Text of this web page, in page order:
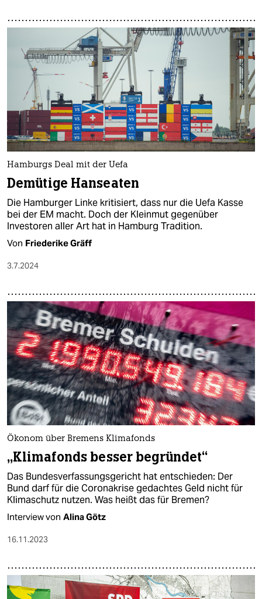
Hamburgs Deal mit der Uefa
Demütige Hanseaten
Die Hamburger Linke kritisiert, dass nur die Uefa Kasse
bei der EM macht. Doch der Kleinmut gegenüber
Investoren aller Art hat in Hamburg Tradition.
Von Friederike Gräff
3.7.2024
Ökonom über Bremens Klimafonds
„Klimafonds besser begründet“
Das Bundesverfassungsgericht hat entschieden: Der
Bund darf für die Coronakrise gedachtes Geld nicht für
Klimaschutz nutzen. Was heißt das für Bremen?
Interview von Alina Götz
16.11.2023